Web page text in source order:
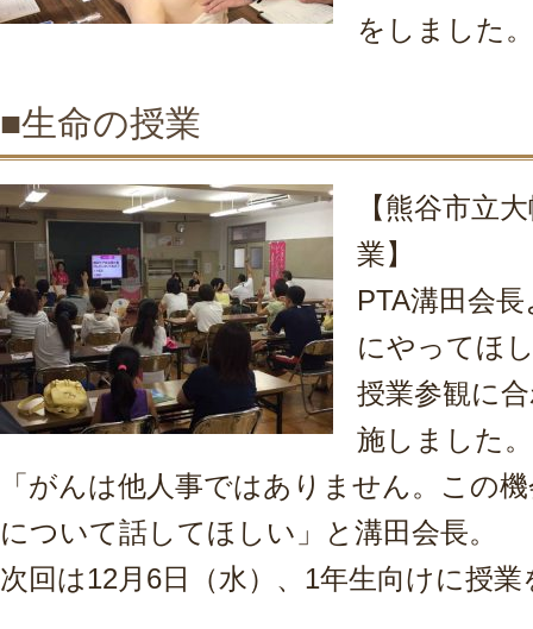
をしました。
■生命の授業
【熊谷市立
業】
PTA溝田会
にやってほ
授業参観に
施しました。
「がんは他人事ではありません。この
について話してほしい」と溝田会長。
次回は12月6日（水）、1年生向けに授